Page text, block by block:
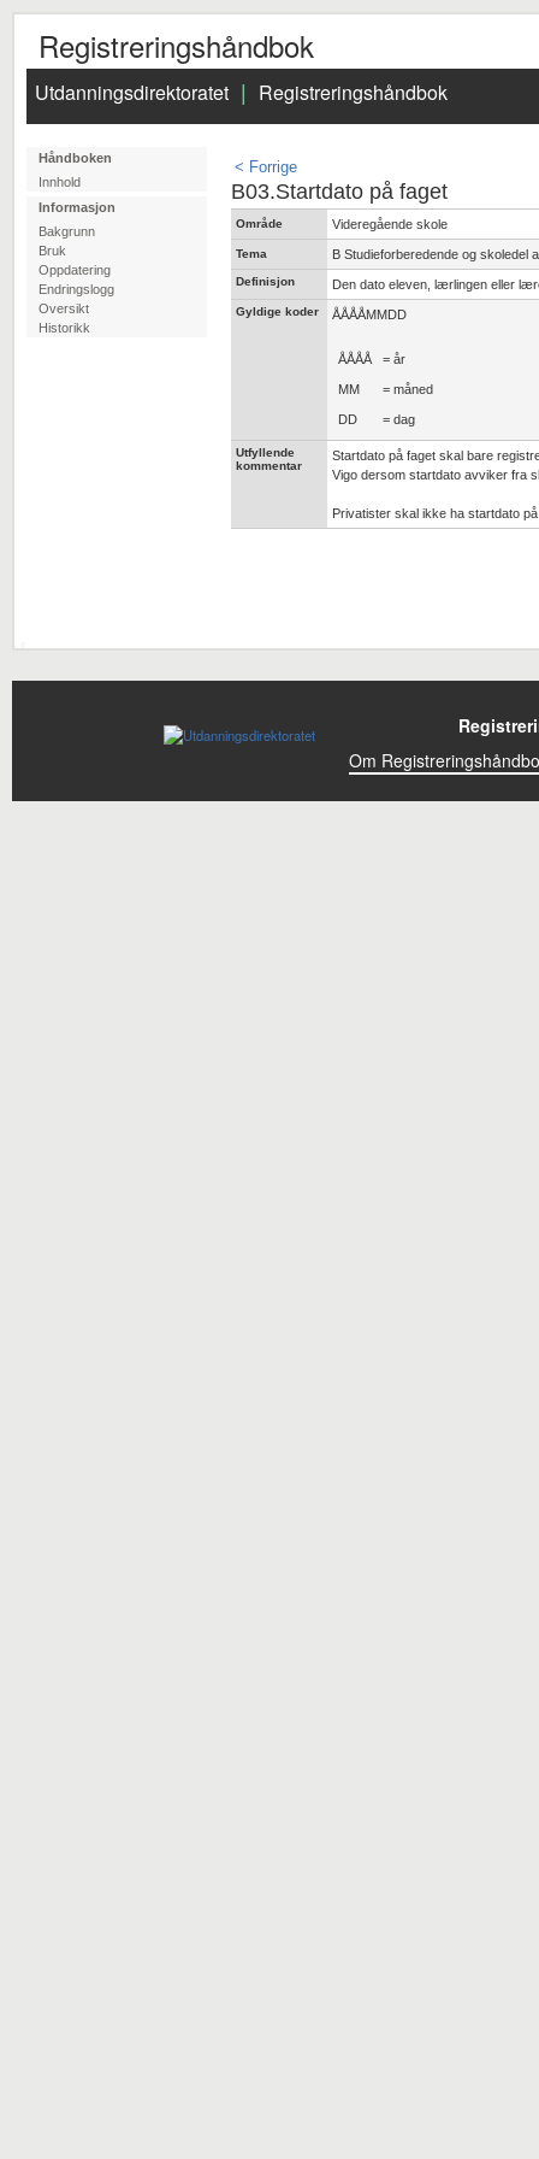
Registreringshåndbok
Utdanningsdirektoratet Registreringshåndbok
Håndboken
Innhold
Informasjon
Bakgrunn
Bruk
Oppdatering
Endringslogg
Oversikt
Historikk
< Forrige
B03.Startdato på faget
Område Videregående skole
Tema B Studieforberedende og skoledel
Definisjon Den dato eleven, lærlingen eller
Gyldige koder ÅÅÅÅMMDD
ÅÅÅÅ = år
MM = måned
DD = dag
Utfyllende
kommentar
Startdato på faget skal bare
Vigo dersom startdato avviker fra
Privatister skal ikke ha startdato
Om